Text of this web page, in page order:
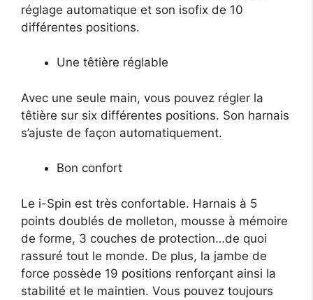
réglage automatique et son isofix de 10
différentes positions.
Une têtière réglable
Avec une seule main, vous pouvez régler la
têtière sur six différentes positions. Son harnais
s’ajuste de façon automatiquement.
Bon confort
Le i-Spin est très confortable. Harnais à 5
points doublés de molleton, mousse à mémoire
de forme, 3 couches de protection…de quoi
rassuré tout le monde. De plus, la jambe de
force possède 19 positions renforçant ainsi la
stabilité et le maintien. Vous pouvez toujours